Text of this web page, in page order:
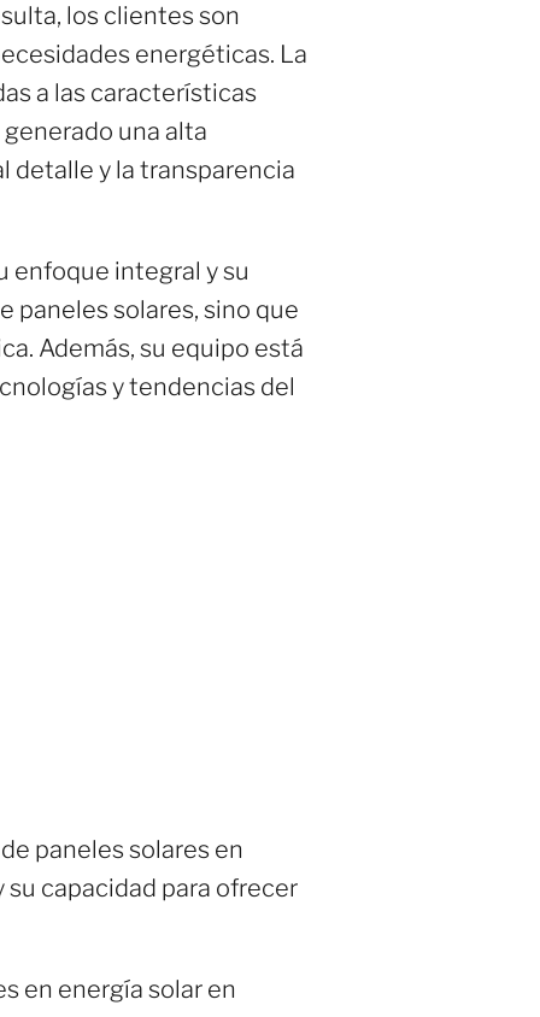
los clientes son
energéticas. La
a las características
una alta
detalle y la transparencia
enfoque integral y su
paneles solares, sino que
Además, su equipo está
y tendencias del
paneles solares en
capacidad para ofrecer
en energía solar en